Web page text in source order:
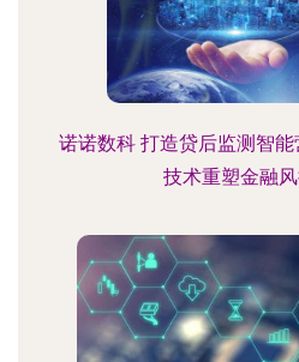
诺诺数科 打造贷后监测智能
技术重塑金融